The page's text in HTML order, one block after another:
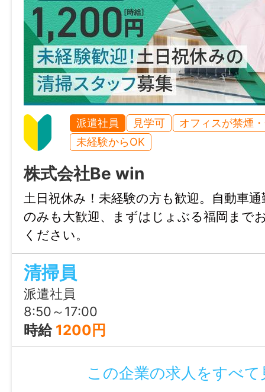
特記事項
・受動喫煙防止対策：敷地内禁煙
・試用期間：なし
・雇用期間の定め：あり（3ヶ月）
・契約更新理由：あり（契約期間満了時の
績により判断）
・通算契約期間の上限または更新回数の上
上限とする）
・定年制：なし
・再雇用制度：なし
・固定残業代制：なし
・無料駐⾞場無し（⾃⼰負担）
・「博多駅」から徒歩19分、「吉塚駅」か
「東⽐恵駅」から徒歩16分
・福岡市博多区エリア
・扶養内勤務、WワークOK
※詳細は、面談時にお伝えします。
派遣社員 見学可
オフィスが禁煙
未経験からOK
株式会社Be win
土日祝休み！未経験の方も歓迎。自動車
のみも大歓迎、まずはじょぶる福岡まで
ください。
清掃員
派遣社員
8:50～17:00
時給 1200円
この企業の求人をすべて